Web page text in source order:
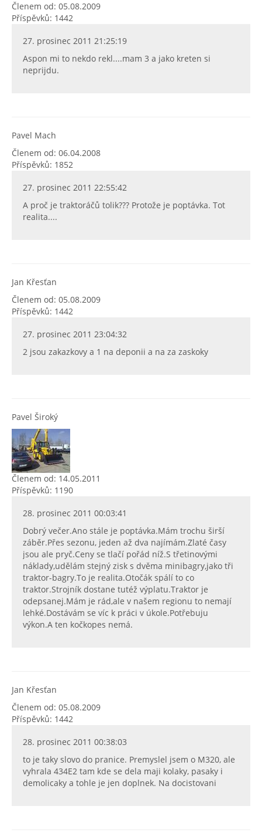
Členem od: 05.08.2009
Příspěvků: 1442
27. prosinec 2011 21:25:19
Aspon mi to nekdo rekl....mam 3 a jako kreten si
neprijdu.
Pavel Mach
Členem od: 06.04.2008
Příspěvků: 1852
27. prosinec 2011 22:55:42
A proč je traktoráčů tolik??? Protože je poptávka. Tot
realita....
Jan Křesťan
Členem od: 05.08.2009
Příspěvků: 1442
27. prosinec 2011 23:04:32
2 jsou zakazkovy a 1 na deponii a na za zaskoky
Pavel Široký
Členem od: 14.05.2011
Příspěvků: 1190
28. prosinec 2011 00:03:41
Dobrý večer.Ano stále je poptávka.Mám trochu širší
záběr.Přes sezonu, jeden až dva najímám.Zlaté časy
jsou ale pryč.Ceny se tlačí pořád níž.S třetinovými
náklady,udělám stejný zisk s dvěma minibagry,jako tři
traktor-bagry.To je realita.Otočák spálí to co
traktor.Strojník dostane tutéž výplatu.Traktor je
odepsanej.Mám je rád,ale v našem regionu to nemají
lehké.Dostávám se víc k práci v úkole.Potřebuju
výkon.A ten kočkopes nemá.
Jan Křesťan
Členem od: 05.08.2009
Příspěvků: 1442
28. prosinec 2011 00:38:03
to je taky slovo do pranice. Premyslel jsem o M320, ale
vyhrala 434E2 tam kde se dela maji kolaky, pasaky i
demolicaky a tohle je jen doplnek. Na docistovani